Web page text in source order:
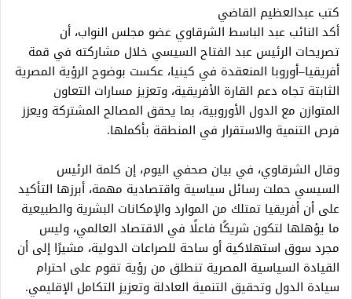
كتب عبدالعظيم القاضي
أكد النائب عبد الباسط الشرقاوي عضو مجلس النواب، أن
تصريحات الرئيس عبد الفتاح السيسي خلال مشاركته في قمة
أفريقيا–أوروبا المنعقدة في كينيا، عكست بوضوح الرؤية المصرية
الثابتة تجاه دعم القارة الأفريقية، وتعزيز مسارات التعاون
المتوازن مع الدول الأوروبية، بما يحقق المصالح المشتركة ويعزز
فرص التنمية والاستقرار في المنطقة بأكملها.
وقال الشرقاوي، في بيان صحفي اليوم، إن كلمة الرئيس
السيسي حملت رسائل سياسية واقتصادية مهمة، أبرزها التأكيد
على أن أفريقيا تمتلك من الموارد والإمكانات البشرية والطبيعية
ما يؤهلها لتكون شريكًا فاعلًا في الاقتصاد العالمي، وليس
مجرد سوق استهلاكية أو ساحة للصراعات الدولية، مشيرًا إلى أن
القيادة السياسية المصرية تنطلق من رؤية تقوم على احترام
سيادة الدول وتحقيق التنمية العادلة وتعزيز التكامل الإقليمي.